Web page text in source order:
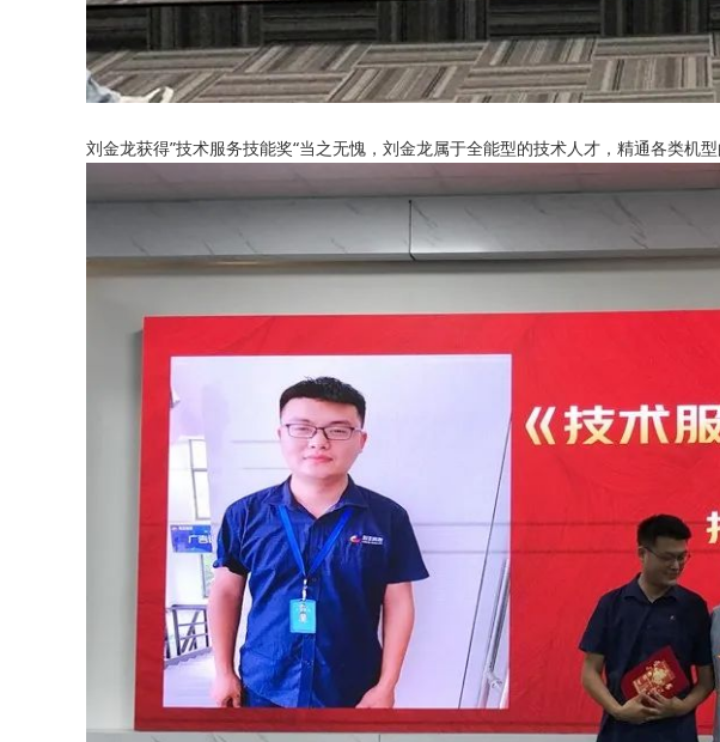
刘金龙获得”技术服务技能奖“当之无愧，刘金龙属于全能型的技术人才，精通各类机